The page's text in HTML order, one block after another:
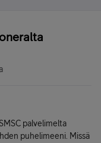
palvelimelta
puhelimeeni. Missä